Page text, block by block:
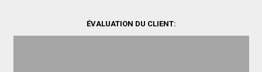
ÉVALUATION DU CLIENT: